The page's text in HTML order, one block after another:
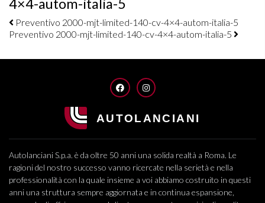
4×4-autom-italia-5
Navigazione elementi
Preventivo 2000-mjt-limited-140-cv-4×4-autom-italia-5
Preventivo 2000-mjt-limited-140-cv-4×4-autom-italia-5
FACEBOOKINSTAGRAM
Autolanciani S.p.a. è da oltre 50 anni una solida realtà a Roma. Le
ragioni del nostro successo vanno ricercate nella serietà e nella
professionalità con la quale insieme a voi abbiamo costruito in questi
anni una struttura sempre aggiornata e in continua espansione,